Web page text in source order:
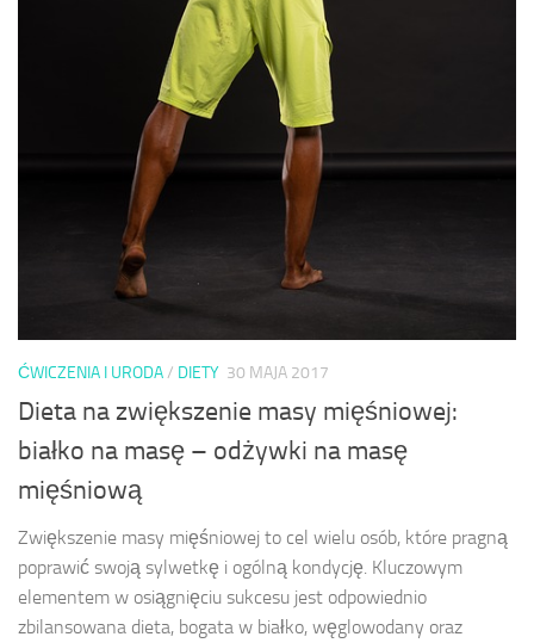
ĆWICZENIA I URODA/ DIETY 30 MAJA 2017
Dieta na zwiększenie masy mięśniowej:
białko na masę – odżywki na masę
mięśniową
Zwiększenie masy mięśniowej to cel wielu osób, które pragną
poprawić swoją sylwetkę i ogólną kondycję. Kluczowym
elementem w osiągnięciu sukcesu jest odpowiednio
zbilansowana dieta, bogata w białko, węglowodany oraz